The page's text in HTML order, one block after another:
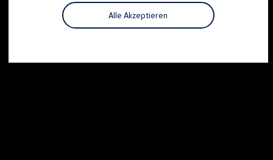
Alle Akzeptieren